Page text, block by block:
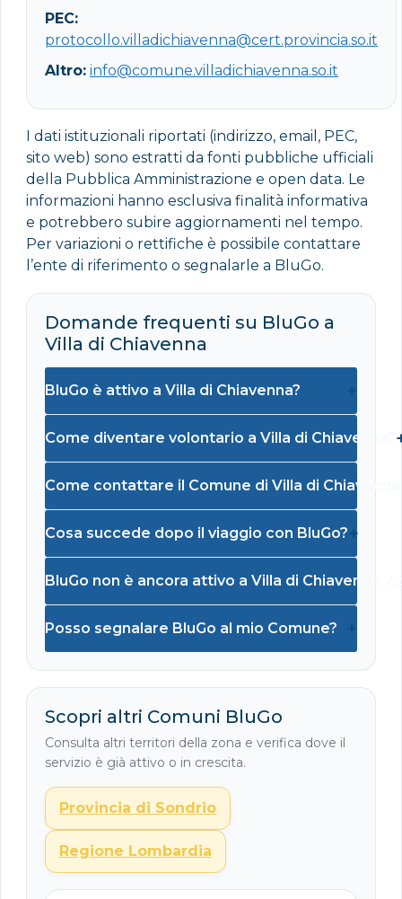
PEC:
protocollo.villadichiavenna@cert.provincia.so.it
Altro: info@comune.villadichiavenna.so.it
I dati istituzionali riportati (indirizzo, email, PEC,
sito web) sono estratti da fonti pubbliche ufficiali
della Pubblica Amministrazione e open data. Le
informazioni hanno esclusiva finalità informativa
e potrebbero subire aggiornamenti nel tempo.
Per variazioni o rettifiche è possibile contattare
l’ente di riferimento o segnalarle a BluGo.
Domande frequenti su BluGo a
Villa di Chiavenna
BluGo è attivo a Villa di Chiavenna? +
Come diventare volontario a Villa di Chiavenna?
Come contattare il Comune di Villa di
Cosa succede dopo il viaggio con BluGo?+
BluGo non è ancora attivo a Villa di Chiavenna:
Posso segnalare BluGo al mio Comune? +
Scopri altri Comuni BluGo
Consulta altri territori della zona e verifica dove il
servizio è già attivo o in crescita.
Provincia di Sondrio
Regione Lombardia